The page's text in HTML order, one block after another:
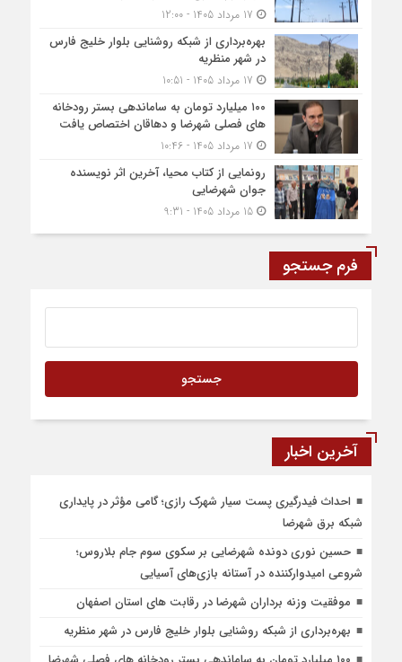
بهره‌برداری از شبکه روشنایی بلوار خلیج فارس
در شهر منظریه
۱۰۰ میلیارد تومان به ساماندهی بستر رودخانه
های فصلی شهرضا و دهاقان اختصاص یافت
رونمایی از کتاب محیا، آخرین اثر نویسنده
جوان شهرضایی
15 مرداد 1405 - 9:31
فرم جستجو
آخرین اخبار
احداث فیدرگیری پست سیار شهرک رازی؛ گامی مؤثر در پایداری
شبکه برق شهرضا
حسین نوری دونده شهرضایی بر سکوی سوم جام بلاروس؛
شروعی امیدوارکننده در آستانه بازی‌های آسیایی
موفقیت وزنه برداران شهرضا در رقابت های استان اصفهان
بهره‌برداری از شبکه روشنایی بلوار خلیج فارس در شهر منظریه